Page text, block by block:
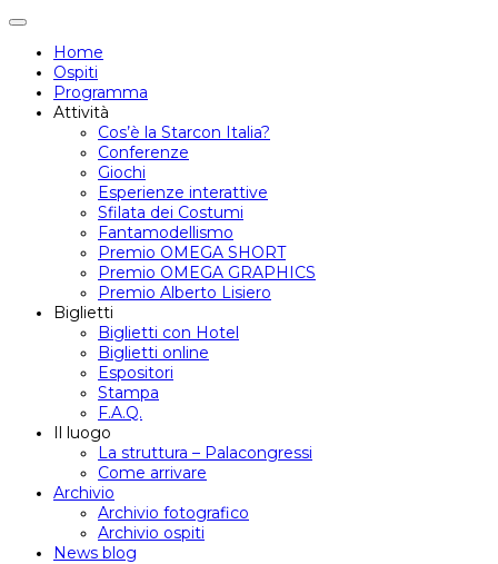
Attiva/disattiva
navigazione
Home
Ospiti
Programma
Attività
Cos’è la Starcon Italia?
Conferenze
Giochi
Esperienze interattive
Sfilata dei Costumi
Fantamodellismo
Premio OMEGA SHORT
Premio OMEGA GRAPHICS
Premio Alberto Lisiero
Biglietti
Biglietti con Hotel
Biglietti online
Espositori
Stampa
F.A.Q.
Il luogo
La struttura – Palacongressi
Come arrivare
Archivio
Archivio fotografico
Archivio ospiti
News blog